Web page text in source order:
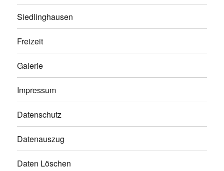
Siedlinghausen
Freizeit
Galerie
Impressum
Datenschutz
Datenauszug
Daten Löschen